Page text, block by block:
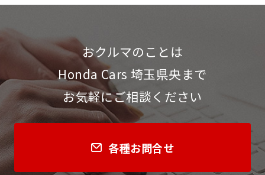
おクルマのことは
Honda Cars 埼玉県央まで
お気軽にご相談ください
各種お問合せ